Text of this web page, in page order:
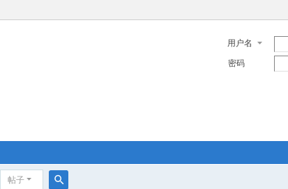
用户名
密码
帖子